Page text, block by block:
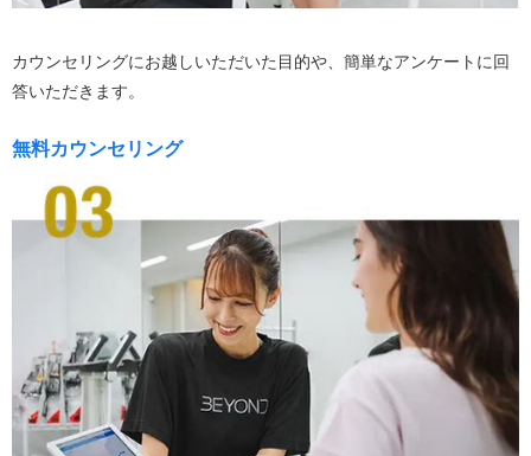
カウンセリングにお越しいただいた目的や、簡単なアンケートに回
答いただきます。
無料カウンセリング